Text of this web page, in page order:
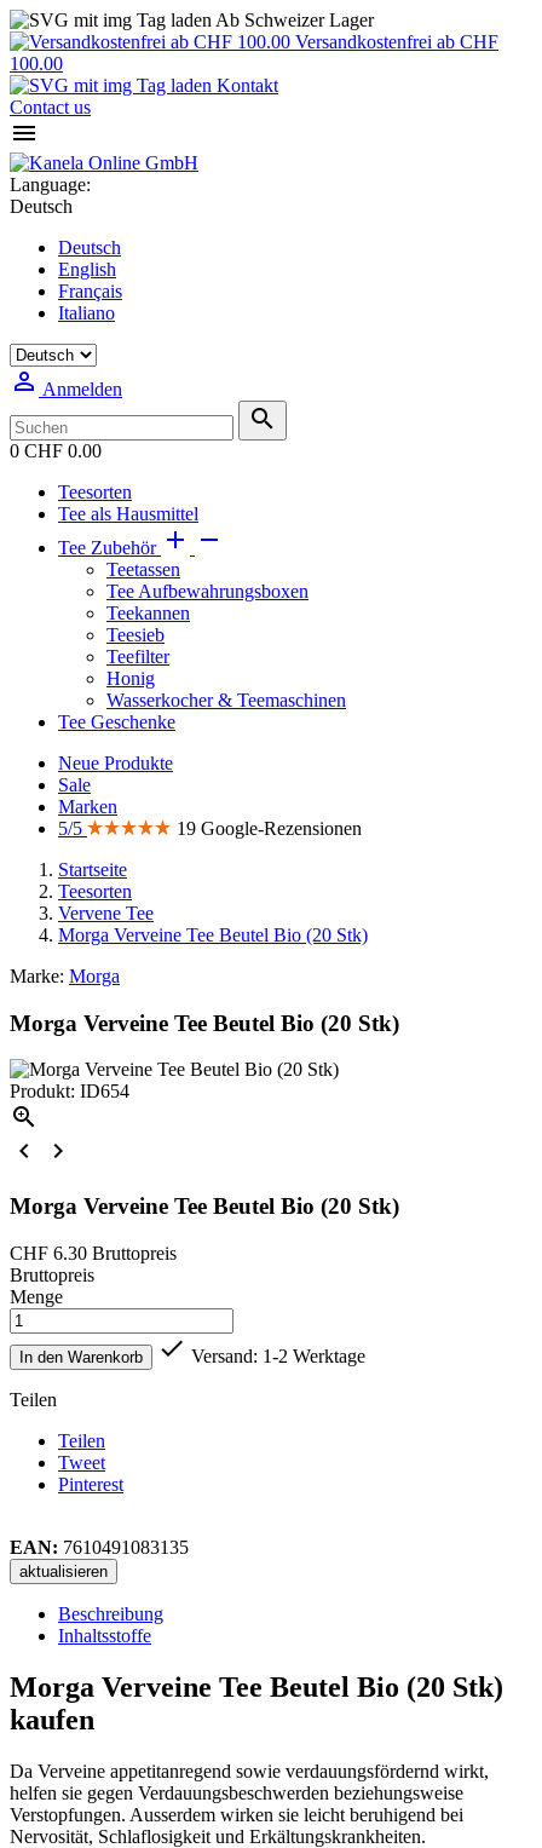
Ab Schweizer Lager
Versandkostenfrei ab CHF
100.00
Kontakt
Contact us

Language:
Deutsch
Deutsch
English
Français
Italiano
 Anmelden

0 CHF 0.00
Teesorten
Tee als Hausmittel
Tee Zubehör  
Teetassen
Tee Aufbewahrungsboxen
Teekannen
Teesieb
Teefilter
Honig
Wasserkocher & Teemaschinen
Tee Geschenke
Neue Produkte
Sale
Marken
5/5
19 Google-Rezensionen
Startseite
Teesorten
Vervene Tee
Morga Verveine Tee Beutel Bio (20 Stk)
Marke: Morga
Morga Verveine Tee Beutel Bio (20 Stk)
Produkt: ID654



Morga Verveine Tee Beutel Bio (20 Stk)
CHF 6.30 Bruttopreis
Bruttopreis
Menge
In den Warenkorb  Versand: 1-2 Werktage
Teilen
Teilen
Tweet
Pinterest
EAN: 7610491083135
Beschreibung
Inhaltsstoffe
Morga Verveine Tee Beutel Bio (20 Stk)
kaufen
Da Verveine appetitanregend sowie verdauungsfördernd wirkt,
helfen sie gegen Verdauungsbeschwerden beziehungsweise
Verstopfungen. Ausserdem wirken sie leicht beruhigend bei
Nervosität, Schlaflosigkeit und Erkältungskrankheiten.